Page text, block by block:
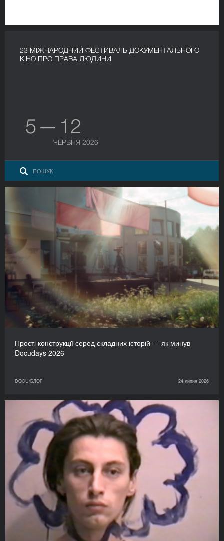
23 МІЖНАРОДНИЙ ФЕСТИВАЛЬ ДОКУМЕНТАЛЬНОГО
КІНО ПРО ПРАВА ЛЮДИНИ
5 — 12
ЧЕРВНЯ 2026
Прості конструкції серед складних історій — як минув
Docudays 2026
DOCU/БЛОГ 24 липня 2026